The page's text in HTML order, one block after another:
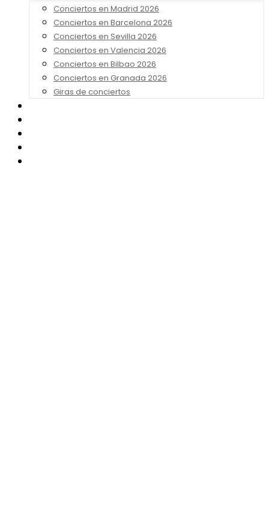
Conciertos en Madrid 2026
Conciertos en Barcelona 2026
Conciertos en Sevilla 2026
Conciertos en Valencia 2026
Conciertos en Bilbao 2026
Conciertos en Granada 2026
Giras de conciertos